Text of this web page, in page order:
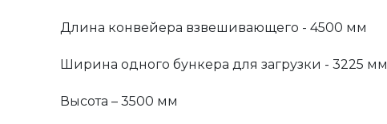
Длина конвейера взвешивающего - 4500 мм
Ширина одного бункера для загрузки - 3225 мм
Высота – 3500 мм